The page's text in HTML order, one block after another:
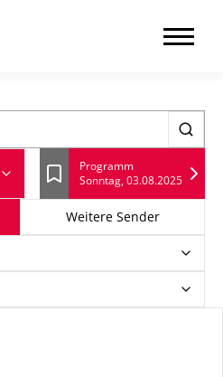
Lesezeichen
Programm
Sonntag, 03.08.2025
Weitere Sender